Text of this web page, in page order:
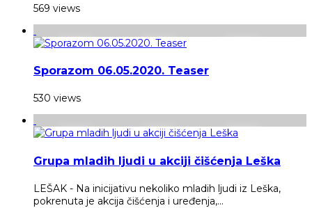
569 views
Sporazom 06.05.2020. Teaser
530 views
Grupa mladih ljudi u akciji čišćenja Leška
LEŠAK - Na inicijativu nekoliko mladih ljudi iz Leška,
pokrenuta je akcija čišćenja i uređenja,...